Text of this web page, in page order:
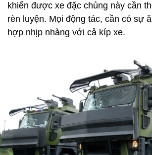
khiển được xe đặc chủng này cần
rèn luyện. Mọi động tác, cần có sự
hợp nhịp nhàng với cả kíp xe.